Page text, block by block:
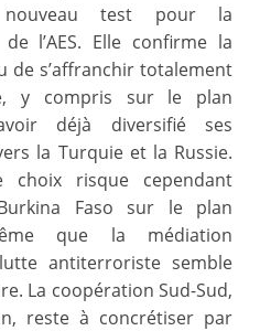
test pour la
l’AES. Elle confirme la
de s’affranchir totalement
y compris sur le plan
déjà diversifié ses
la Turquie et la Russie.
choix risque cependant
Faso sur le plan
que la médiation
antiterroriste semble
La coopération Sud-Sud,
reste à concrétiser par